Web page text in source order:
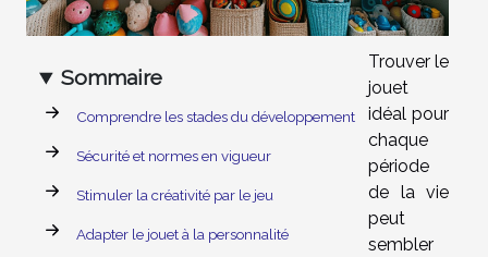
Sommaire
Comprendre les stades du développement
Sécurité et normes en vigueur
Stimuler la créativité par le jeu
Adapter le jouet à la personnalité
Trouver le
jouet
idéal pour
chaque
période
de la vie
peut
sembler